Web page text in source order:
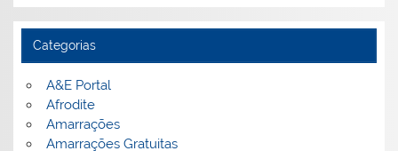
Categorias
A&E Portal
Afrodite
Amarrações
Amarrações Gratuitas